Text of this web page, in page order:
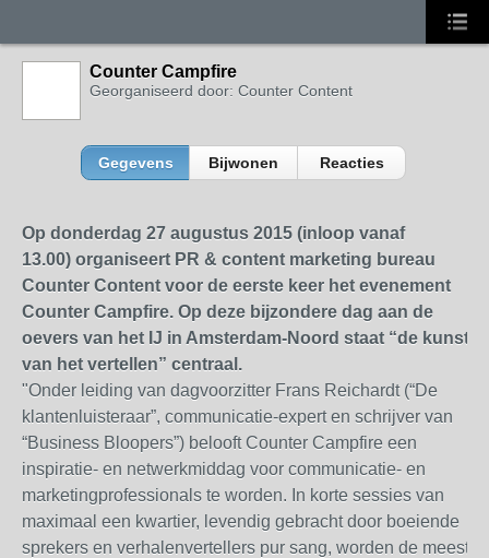
Counter Campfire
Georganiseerd door: Counter Content
Gegevens Bijwonen Reacties
Op donderdag 27 augustus 2015 (inloop vanaf
13.00) organiseert PR & content marketing bureau
Counter Content voor de eerste keer het evenement
Counter Campfire. Op deze bijzondere dag aan de
oevers van het IJ in Amsterdam-Noord staat “de kunst
van het vertellen” centraal.
"Onder leiding van dagvoorzitter Frans Reichardt (“De
klantenluisteraar”, communicatie-expert en schrijver van
“Business Bloopers”) belooft Counter Campfire een
inspiratie- en netwerkmiddag voor communicatie- en
marketingprofessionals te worden. In korte sessies van
maximaal een kwartier, levendig gebracht door boeiende
sprekers en verhalenvertellers pur sang, worden de meest